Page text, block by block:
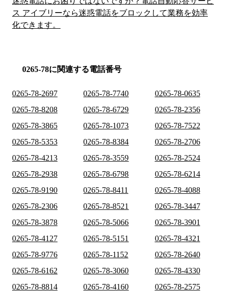
ス アイブリーなら迷惑電話をブロックして業務を効率
化できます。
0265-78に関連する電話番号
0265-78-2697 0265-78-7740
0265-78-0635
0265-78-8208
0265-78-6729
0265-78-2356
0265-78-3865
0265-78-1073
0265-78-7522
0265-78-5353
0265-78-8384
0265-78-2706
0265-78-4213
0265-78-3559
0265-78-2524
0265-78-2938
0265-78-6798
0265-78-6214
0265-78-9190
0265-78-8411
0265-78-4088
0265-78-2306
0265-78-8521
0265-78-3447
0265-78-3878
0265-78-5066
0265-78-3901
0265-78-4127
0265-78-5151
0265-78-4321
0265-78-9776
0265-78-1152
0265-78-2640
0265-78-6162
0265-78-3060
0265-78-4330
0265-78-8814
0265-78-4160
0265-78-2575